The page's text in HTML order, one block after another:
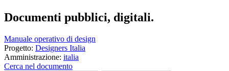
Documenti pubblici, digitali.
Manuale operativo di design
Progetto: Designers Italia
Amministrazione: italia
Cerca nel documento